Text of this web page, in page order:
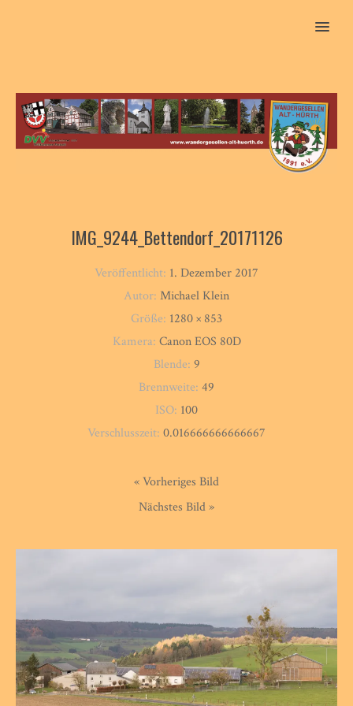
MENU
IMG_9244_Bettendorf_20171126
Veröffentlicht: 1. Dezember 2017
Autor: Michael Klein
Größe: 1280 × 853
Kamera: Canon EOS 80D
Blende: 9
Brennweite: 49
ISO: 100
Verschlusszeit: 0.016666666666667
« Vorheriges Bild
Nächstes Bild »